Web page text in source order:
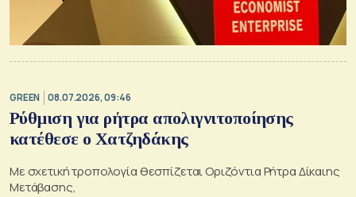
GREEN 08.07.2026, 09:46
Ρύθμιση για ρήτρα απολιγνιτοποίησης
κατέθεσε ο Χατζηδάκης
Με σχετική τροπολογία θεσπίζεται Οριζόντια Ρήτρα Δίκαιης
Μετάβασης,